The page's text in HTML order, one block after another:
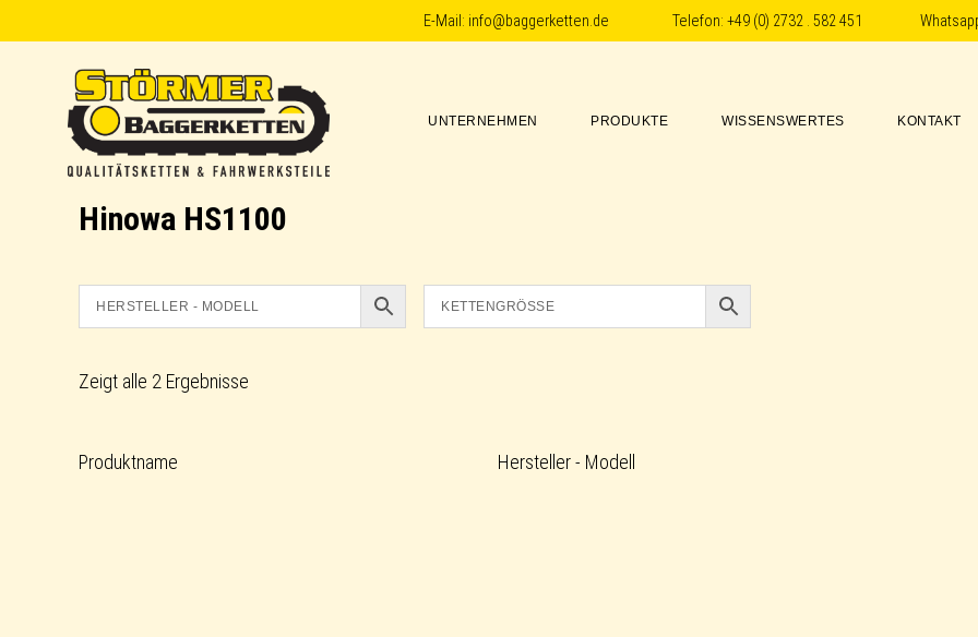
navigation
E-Mail: info@baggerketten.de Telefon: +49 (0) 2732 . 582 451
Baggerketten
UNTERNEHMEN PRODUKTE WISSENSWERTES KONTAKT
Hinowa HS1100
Zeigt alle 2 Ergebnisse
Produktname Hersteller - Modell